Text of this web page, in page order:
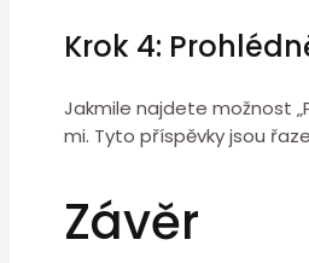
Krok 4:
Jakmile najdete možnost
mi. Tyto příspěvky jsou
Závěr